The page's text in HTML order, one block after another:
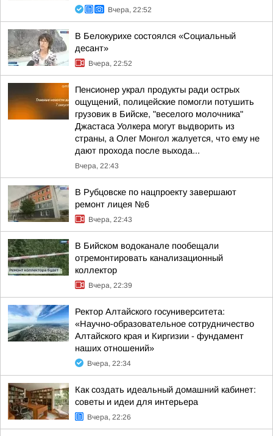
Вчера, 22:52
В Белокурихе состоялся «Социальный
десант»
Вчера, 22:52
Пенсионер украл продукты ради острых
ощущений, полицейские помогли потушить
грузовик в Бийске, "веселого молочника"
Джастаса Уолкера могут выдворить из
страны, а Олег Монгол жалуется, что ему не
дают прохода после выхода...
Вчера, 22:43
В Рубцовске по нацпроекту завершают
ремонт лицея №6
Вчера, 22:43
В Бийском водоканале пообещали
отремонтировать канализационный
коллектор
Вчера, 22:39
Ректор Алтайского госуниверситета:
«Научно-образовательное сотрудничество
Алтайского края и Киргизии - фундамент
наших отношений»
Вчера, 22:34
Как создать идеальный домашний кабинет:
советы и идеи для интерьера
Вчера, 22:26